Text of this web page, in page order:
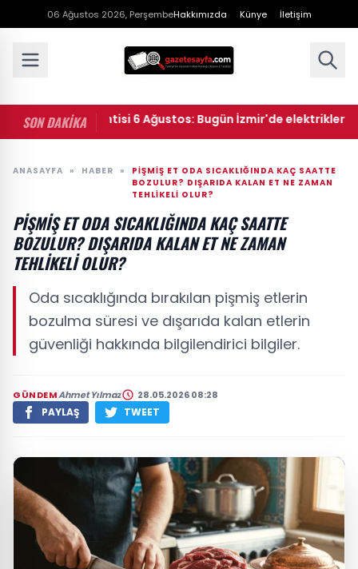
06 Ağustos 2026, PerşembeHakkımızda Künye İletişim
SON DAKİKA
kesintisi 6 Ağustos: Bugün İzmir'de elektrikler ne
ANASAYFA » HABER »
PIŞMIŞ ET ODA SICAKLIĞINDA KAÇ SAATTE
BOZULUR? DIŞARIDA KALAN ET NE ZAMAN
TEHLIKELI OLUR?
PIŞMIŞ ET ODA SICAKLIĞINDA KAÇ SAATTE
BOZULUR? DIŞARIDA KALAN ET NE ZAMAN
TEHLIKELI OLUR?
Oda sıcaklığında bırakılan pişmiş etlerin
bozulma süresi ve dışarıda kalan etlerin
güvenliği hakkında bilgilendirici bilgiler.
GÜNDEMAhmet Yılmaz 28.05.2026 08:28
PAYLAŞ TWEET